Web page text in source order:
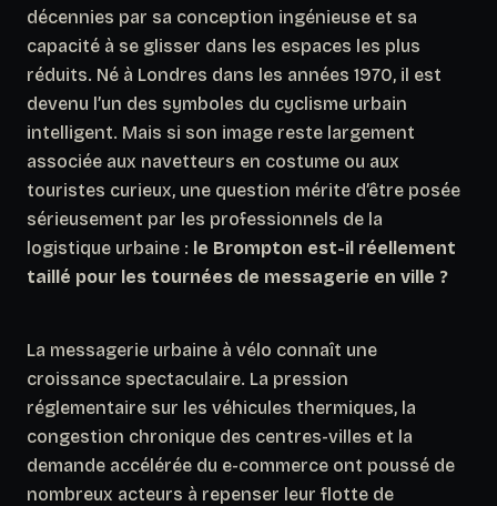
décennies par sa conception ingénieuse et sa
capacité à se glisser dans les espaces les plus
réduits. Né à Londres dans les années 1970, il est
devenu l’un des symboles du cyclisme urbain
intelligent. Mais si son image reste largement
associée aux navetteurs en costume ou aux
touristes curieux, une question mérite d’être posée
sérieusement par les professionnels de la
logistique urbaine : le Brompton est-il réellement
taillé pour les tournées de messagerie en ville ?
La messagerie urbaine à vélo connaît une
croissance spectaculaire. La pression
réglementaire sur les véhicules thermiques, la
congestion chronique des centres-villes et la
demande accélérée du e-commerce ont poussé de
nombreux acteurs à repenser leur flotte de